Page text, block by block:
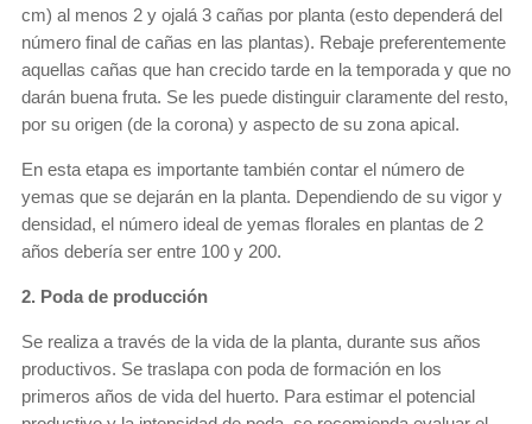
cm) al menos 2 y ojalá 3 cañas por planta (esto dependerá del
número final de cañas en las plantas). Rebaje preferentemente
aquellas cañas que han crecido tarde en la temporada y que no
darán buena fruta. Se les puede distinguir claramente del resto,
por su origen (de la corona) y aspecto de su zona apical.
En esta etapa es importante también contar el número de
yemas que se dejarán en la planta. Dependiendo de su vigor y
densidad, el número ideal de yemas florales en plantas de 2
años debería ser entre 100 y 200.
2. Poda de producción
Se realiza a través de la vida de la planta, durante sus años
productivos. Se traslapa con poda de formación en los
primeros años de vida del huerto. Para estimar el potencial